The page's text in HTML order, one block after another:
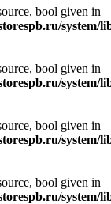
bool given in
system/
bool given in
system/
bool given in
system/
bool given in
system/